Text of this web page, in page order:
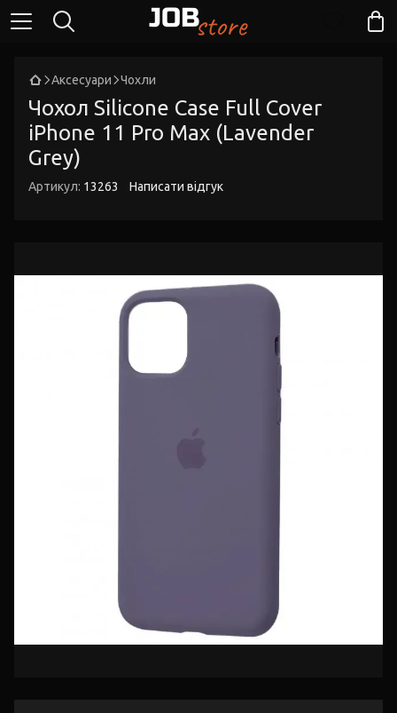
Аксесуари Чохли
Чохол Silicone Case Full Cover
iPhone 11 Pro Max (Lavender
Grey)
Артикул: 13263 Написати відгук